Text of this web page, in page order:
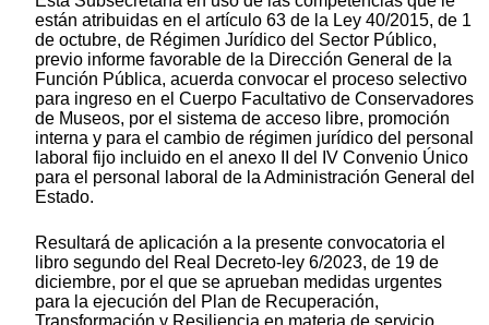
están atribuidas en el artículo 63 de la Ley 40/2015, de 1
de octubre, de Régimen Jurídico del Sector Público,
previo informe favorable de la Dirección General de la
Función Pública, acuerda convocar el proceso selectivo
para ingreso en el Cuerpo Facultativo de Conservadores
de Museos, por el sistema de acceso libre, promoción
interna y para el cambio de régimen jurídico del personal
laboral fijo incluido en el anexo II del IV Convenio Único
para el personal laboral de la Administración General del
Estado.
Resultará de aplicación a la presente convocatoria el
libro segundo del Real Decreto-ley 6/2023, de 19 de
diciembre, por el que se aprueban medidas urgentes
para la ejecución del Plan de Recuperación,
Transformación y Resiliencia en materia de servicio